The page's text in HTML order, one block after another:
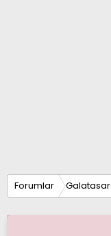
Forumlar